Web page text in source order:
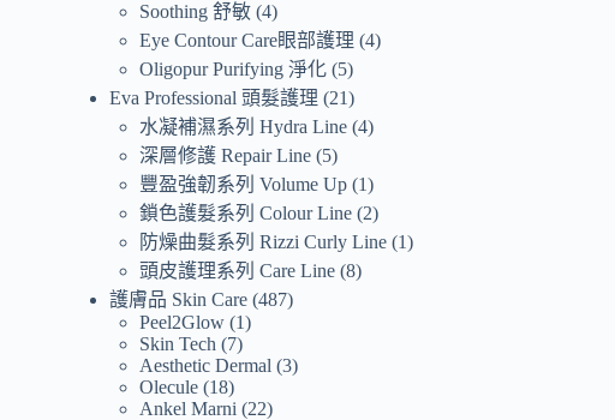
Soothing 舒敏 4
Eye Contour Care眼部護理 4
Oligopur Purifying 淨化 5
Eva Professional 頭髮護理
21
水凝補濕系列 Hydra Line 4
深層修護 Repair Line 5
豐盈強韌系列 Volume Up 1
鎖色護髮系列 Colour Line 2
防燥曲髮系列 Rizzi Curly Line 1
頭皮護理系列 Care Line 8
護膚品 Skin Care 487
Peel2Glow 1
Skin Tech
7
Aesthetic Dermal 3
Olecule 18
Ankel Marni
22